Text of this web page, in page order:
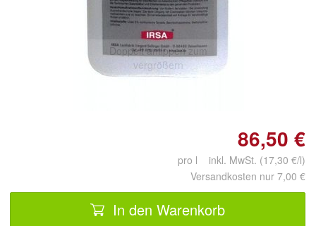
Doppelt antippen zum
vergrößern
86,50 €
pro l inkl. MwSt. (17,30 €/l)
Versandkosten nur 7,00 €
In den Warenkorb